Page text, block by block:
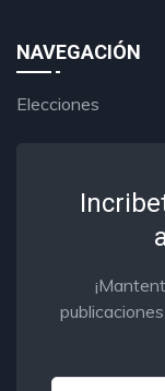
NAVEGACIÓN
Elecciones